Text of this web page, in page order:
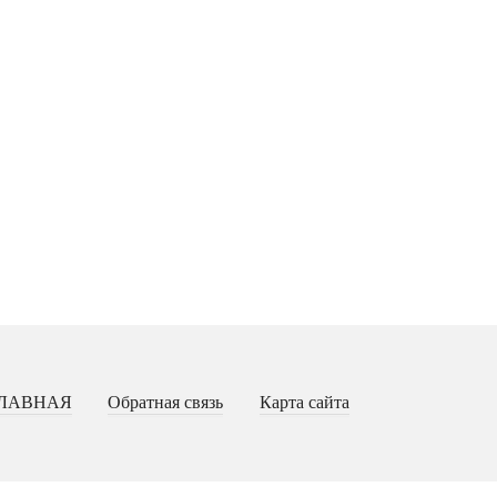
Обратная связь Карта сайта